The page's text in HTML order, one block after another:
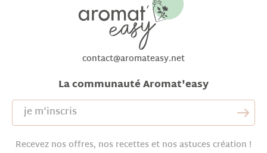
contact@aromateasy.net
La communauté Aromat'easy
Recevez nos offres, nos recettes et nos astuces création !